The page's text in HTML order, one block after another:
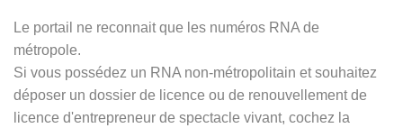
Le portail ne reconnait que les numéros RNA de
métropole.
Si vous possédez un RNA non-métropolitain et souhaitez
déposer un dossier de licence ou de renouvellement de
licence d'entrepreneur de spectacle vivant, cochez la